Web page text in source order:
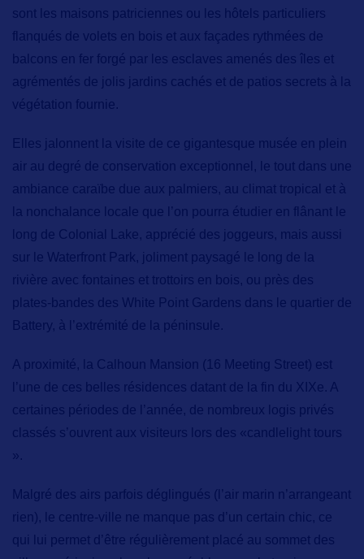
sont les maisons patriciennes ou les hôtels particuliers
flanqués de volets en bois et aux façades rythmées de
balcons en fer forgé par les esclaves amenés des îles et
agrémentés de jolis jardins cachés et de patios secrets à la
végétation fournie.
Elles jalonnent la visite de ce gigantesque musée en plein
air au degré de conservation exceptionnel, le tout dans une
ambiance caraïbe due aux palmiers, au climat tropical et à
la nonchalance locale que l’on pourra étudier en flânant le
long de Colonial Lake, apprécié des joggeurs, mais aussi
sur le Waterfront Park, joliment paysagé le long de la
rivière avec fontaines et trottoirs en bois, ou près des
plates-bandes des White Point Gardens dans le quartier de
Battery, à l’extrémité de la péninsule.
A proximité, la Calhoun Mansion (16 Meeting Street) est
l’une de ces belles résidences datant de la fin du XIXe. A
certaines périodes de l’année, de nombreux logis privés
classés s’ouvrent aux visiteurs lors des «candlelight tours
».
Malgré des airs parfois déglingués (l’air marin n’arrangeant
rien), le centre-ville ne manque pas d’un certain chic, ce
qui lui permet d’être régulièrement placé au sommet des